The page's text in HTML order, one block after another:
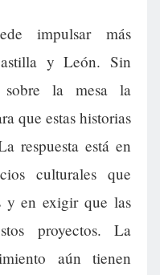
impulsar más
y León. Sin
sobre la mesa la
que estas historias
respuesta está en
culturales que
y en exigir que las
proyectos. La
aún tienen